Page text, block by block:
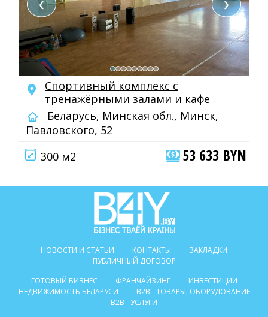
❮ ❯
Спортивный комплекс с
тренажёрными залами и кафе
Беларусь, Минская обл., Минск,
Павловского, 52
300 м2
53 633 BYN
НОВОСТИ И СТАТЬИ КОНТАКТЫ
ЗАКЛАДКИ
ПУБЛИЧНЫЙ ДОГОВОР
ГОТОВЫЙ БИЗНЕС
ФРАНЧАЙЗИНГ
ИНВЕСТИЦИИ
НЕДВИЖИМОСТЬ БЕЛАРУСИ
B2B - ТОВАРЫ, ОБОРУДОВАНИЕ
B2B - УСЛУГИ